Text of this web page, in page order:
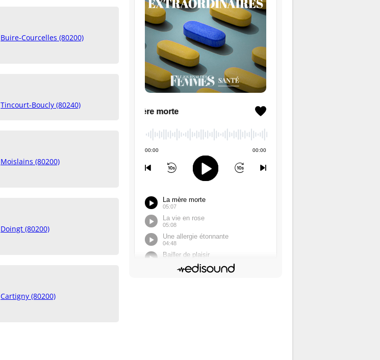
Buire-Courcelles (80200)
Tincourt-Boucly (80240)
Moislains (80200)
Doingt (80200)
Cartigny (80200)